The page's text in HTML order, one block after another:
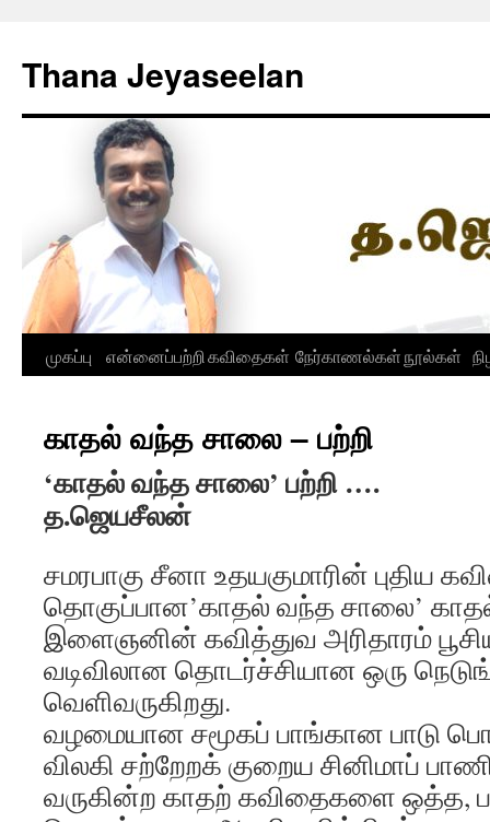
content
Thana Jeyaseelan
முகப்பு என்னைப்பற்றிகவிதைகள் நேர்காணல்கள்நூல்கள்
காதல் வந்த சாலை – பற்றி
‘காதல் வந்த சாலை’
த.ஜெயசீலன்
சமரபாகு சீனா உதயகுமாரின் புதிய
தொகுப்பான’காதல் வந்த சாலை’
இளைஞனின் கவித்துவ அரிதாரம்
வடிவிலான தொடர்ச்சியான ஒரு
வெளிவருகிறது.
வழமையான சமூகப் பாங்கான பாடு
விலகி சற்றேறக் குறைய சினிமாப்
வருகின்ற காதற் கவிதைகளை ஒத்த,